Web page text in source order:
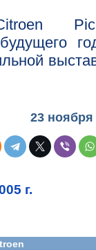
23 ноября
г.